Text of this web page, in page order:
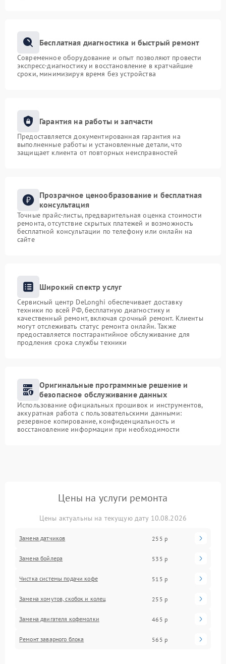
Бесплатная диагностика и быстрый ремонт
Современное оборудование и опыт позволяют провести
экспресс-диагностику и восстановление в кратчайшие
сроки, минимизируя время без устройства
Гарантия на работы и запчасти
Предоставляется документированная гарантия на
выполненные работы и установленные детали, что
защищает клиента от повторных неисправностей
Прозрачное ценообразование и бесплатная
консультация
Точные прайс-листы, предварительная оценка стоимости
ремонта, отсутствие скрытых платежей и возможность
бесплатной консультации по телефону или онлайн на
сайте
Широкий спектр услуг
Сервисный центр DeLonghi обеспечивает доставку
техники по всей РФ, бесплатную диагностику и
качественный ремонт, включая срочный ремонт. Клиенты
могут отслеживать статус ремонта онлайн. Также
предоставляется постгарантийное обслуживание для
продления срока службы техники
Оригинальные программные решение и
безопасное обслуживание данных
Использование официальных прошивок и инструментов,
аккуратная работа с пользовательскими данными:
резервное копирование, конфиденциальность и
восстановление информации при необходимости
Цены на услуги ремонта
Цены актуальны на текущую дату 10.08.2026
Замена датчиков 255 р
Замена бойлера 535 р
Чистка системы подачи кофе 515 р
Замена хомутов, скобок и колец 255 р
Замена двигателя кофемолки 465 р
Ремонт заварного блока 565 р